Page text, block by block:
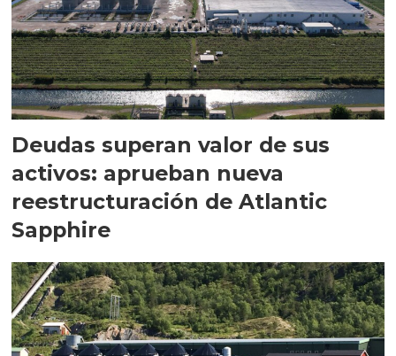
Deudas superan valor de sus
activos: aprueban nueva
reestructuración de Atlantic
Sapphire